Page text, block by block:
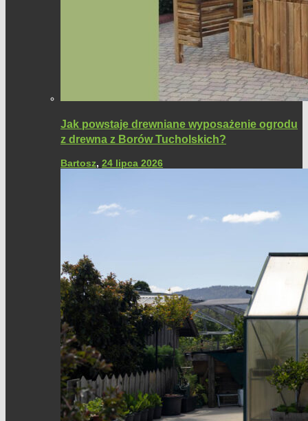
Jak powstaje drewniane wyposażenie ogrodu
z drewna z Borów Tucholskich?
Bartosz, 24 lipca 2026